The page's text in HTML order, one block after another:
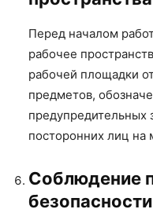
Перед началом
рабочее
рабочей площадки
предметов,
предупредительных
посторонних лиц на
Соблюдение
безопасности